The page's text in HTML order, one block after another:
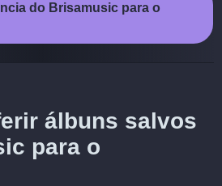
do Brisamusic para o
álbuns salvos
para o